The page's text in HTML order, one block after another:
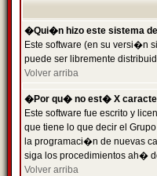
�Qui�n hizo este sistema
Este software (en su versi�n
puede ser libremente
Volver arriba
�Por qu� no est� X
Este software fue escrito y
que tiene lo que decir el
la programaci�n de nuevas
siga los procedimientos ah�
Volver arriba